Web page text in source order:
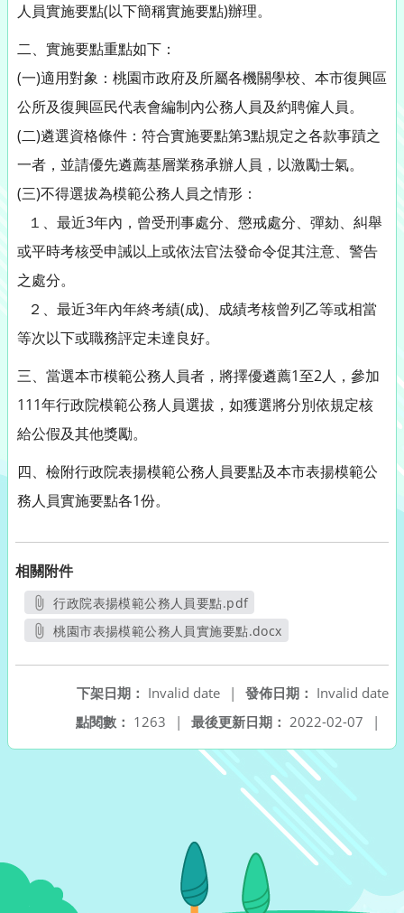
人員實施要點(以下簡稱實施要點)辦理。
二、實施要點重點如下：
(一)適用對象：桃園市政府及所屬各機關學校、本市復興區
公所及復興區民代表會編制內公務人員及約聘僱人員。
(二)遴選資格條件：符合實施要點第3點規定之各款事蹟之
一者，並請優先遴薦基層業務承辦人員，以激勵士氣。
(三)不得選拔為模範公務人員之情形：
１、最近3年內，曾受刑事處分、懲戒處分、彈劾、糾舉
或平時考核受申誡以上或依法官法發命令促其注意、警告
之處分。
２、最近3年內年終考績(成)、成績考核曾列乙等或相當
等次以下或職務評定未達良好。
三、當選本市模範公務人員者，將擇優遴薦1至2人，參加
111年行政院模範公務人員選拔，如獲選將分別依規定核
給公假及其他獎勵。
四、檢附行政院表揚模範公務人員要點及本市表揚模範公
務人員實施要點各1份。
相關附件
行政院表揚模範公務人員要點.pdf
另開新視窗
桃園市表揚模範公務人員實施要點.docx
發佈日期： Invalid date
下架日期： Invalid date
|
最後更新日期： 2022-02-07 |
點閱數： 1263 |